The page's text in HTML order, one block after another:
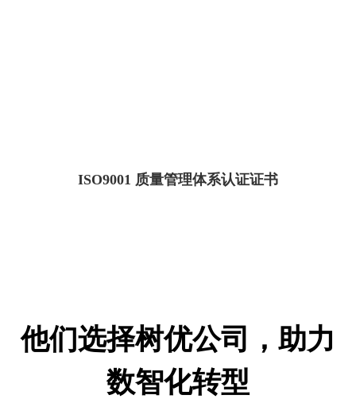
ISO9001 质量管理体系认证证书
他们选择树优公司，助力
数智化转型